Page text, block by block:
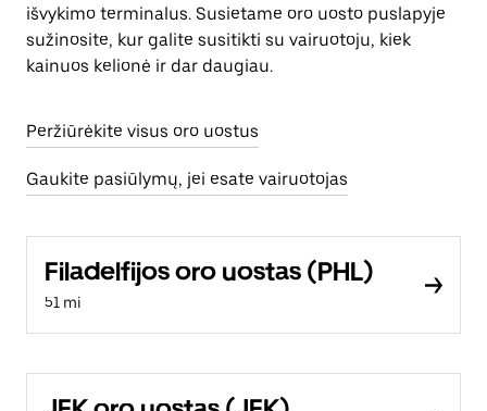
išvykimo terminalus. Susietame oro uosto puslapyje
sužinosite, kur galite susitikti su vairuotoju, kiek
kainuos kelionė ir dar daugiau.
Peržiūrėkite visus oro uostus
Gaukite pasiūlymų, jei esate vairuotojas
Filadelfijos oro uostas (PHL)
51 mi